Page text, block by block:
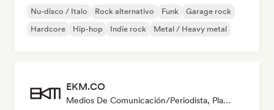
Nu-disco / Italo Rock alternativo Funk
Garage rock
Hardcore
Hip-hop Indie rock Metal / Heavy metal
EKM.CO
Medios De Comunicación/Periodista, Playlist Curator